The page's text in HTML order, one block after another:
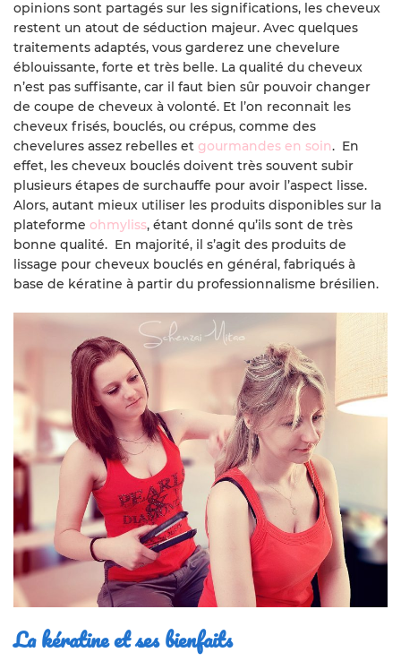
opinions sont partagés sur les significations, les cheveux
restent un atout de séduction majeur. Avec quelques
traitements adaptés, vous garderez une chevelure
éblouissante, forte et très belle. La qualité du cheveux
n’est pas suffisante, car il faut bien sûr pouvoir changer
de coupe de cheveux à volonté. Et l’on reconnait les
cheveux frisés, bouclés, ou crépus, comme des
chevelures assez rebelles et gourmandes en soin. En
effet, les cheveux bouclés doivent très souvent subir
plusieurs étapes de surchauffe pour avoir l’aspect lisse.
Alors, autant mieux utiliser les produits disponibles sur la
plateforme ohmyliss, étant donné qu’ils sont de très
bonne qualité. En majorité, il s’agit des produits de
lissage pour cheveux bouclés en général, fabriqués à
base de kératine à partir du professionnalisme brésilien.
La kératine et ses bienfaits